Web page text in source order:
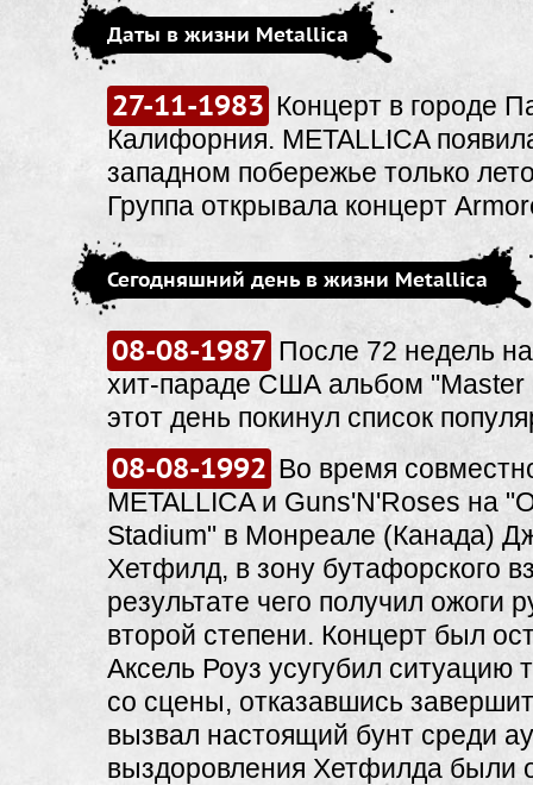
Даты в жизни Metallica
27-11-1983 Концерт в городе
Калифорния. METALLICA
западном побережье только
Группа открывала концерт
Сегодняшний день в жизни Metallica
08-08-1987 После 72 недель
хит-параде США альбом "Master
этот день покинул список
08-08-1992 Во время
METALLICA и Guns'N'Roses на
Stadium" в Монреале (Канада)
Хетфилд, в зону бутафорского
результате чего получил ожоги
второй степени. Концерт был
Аксель Роуз усугубил ситуацию
со сцены, отказавшись
вызвал настоящий бунт среди
выздоровления Хетфилда были